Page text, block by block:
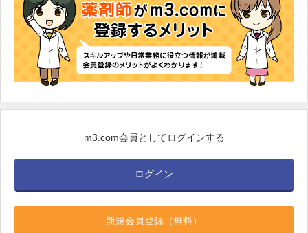
m3.com会員としてログインする
ログイン
新規会員登録（無料）